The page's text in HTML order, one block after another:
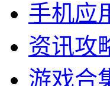
手机应
资讯攻
游戏合